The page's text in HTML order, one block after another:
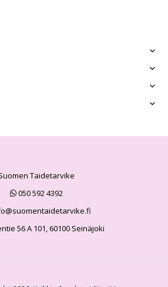
Taidetarvike
050 592 4392
56 A 101, 60100 Seinäjoki